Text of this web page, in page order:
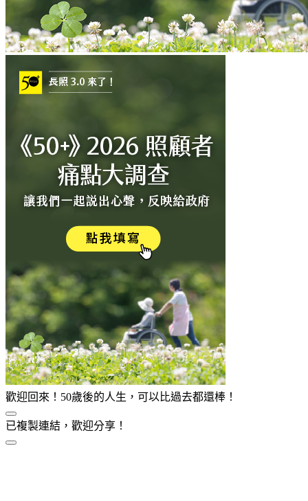
歡迎回來！50歲後的人生，可以比過去都還棒！
已複製連結，歡迎分享！